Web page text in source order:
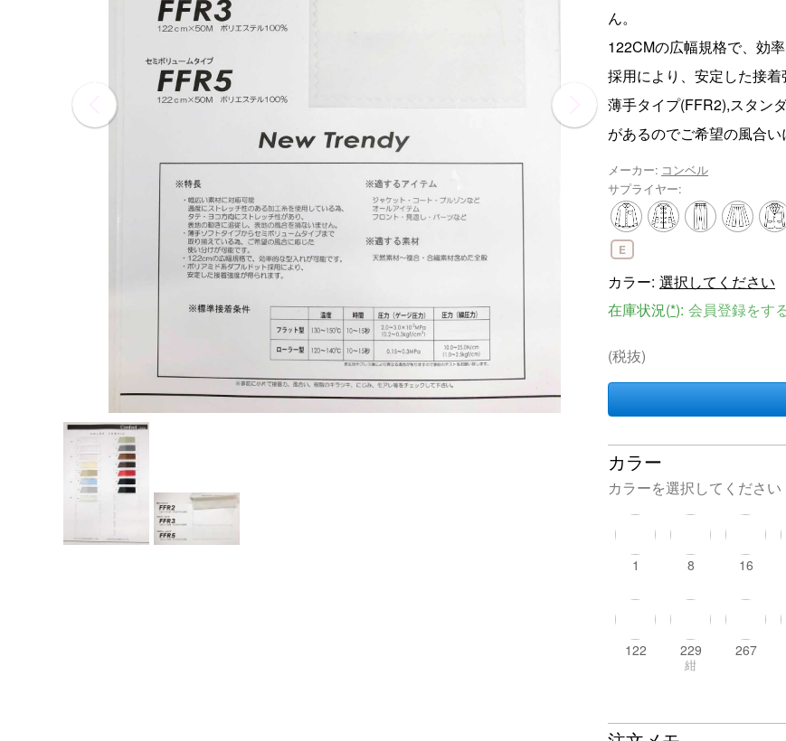
ん。
122CMの広幅規格で、効
採用により、安定した接着
薄手タイプ(FFR2),スタン
があるのでご希望の風合い
メーカー: コンベル
サプライヤー:
E
カラー: 選択してください
在庫状況(*): 会員登録をす
(税抜)
カラー
カラーを選択してください
1 8 16
122 229
紺
267